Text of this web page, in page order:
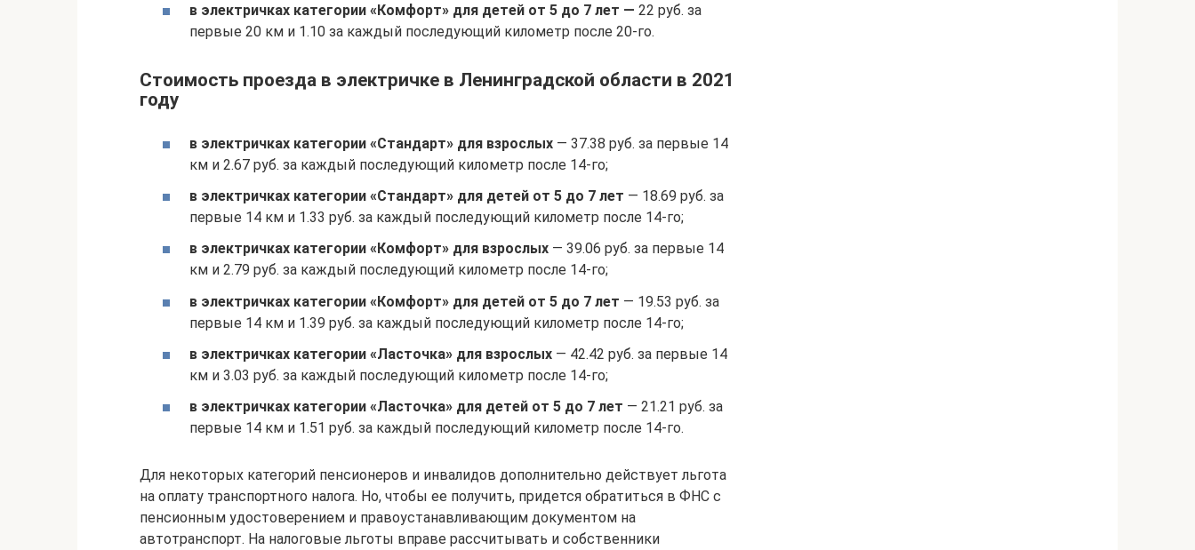
в электричках категории «Комфорт» для детей от 5 до 7 лет — 22 руб. за
первые 20 км и 1.10 за каждый последующий километр после 20-го.
Стоимость проезда в электричке в Ленинградской области в 2021
году
в электричках категории «Стандарт» для взрослых — 37.38 руб. за первые 14
км и 2.67 руб. за каждый последующий километр после 14-го;
в электричках категории «Стандарт» для детей от 5 до 7 лет — 18.69 руб. за
первые 14 км и 1.33 руб. за каждый последующий километр после 14-го;
в электричках категории «Комфорт» для взрослых — 39.06 руб. за первые 14
км и 2.79 руб. за каждый последующий километр после 14-го;
в электричках категории «Комфорт» для детей от 5 до 7 лет — 19.53 руб. за
первые 14 км и 1.39 руб. за каждый последующий километр после 14-го;
в электричках категории «Ласточка» для взрослых — 42.42 руб. за первые 14
км и 3.03 руб. за каждый последующий километр после 14-го;
в электричках категории «Ласточка» для детей от 5 до 7 лет — 21.21 руб. за
первые 14 км и 1.51 руб. за каждый последующий километр после 14-го.
Для некоторых категорий пенсионеров и инвалидов дополнительно действует льгота
на оплату транспортного налога. Но, чтобы ее получить, придется обратиться в ФНС с
пенсионным удостоверением и правоустанавливающим документом на
автотранспорт. На налоговые льготы вправе рассчитывать и собственники